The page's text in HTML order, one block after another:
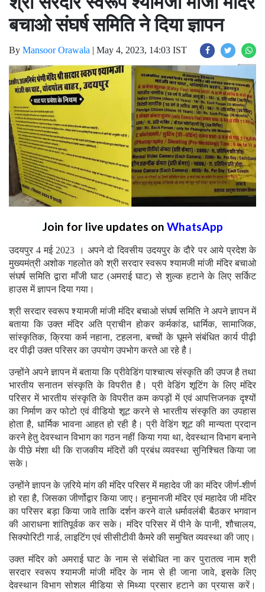
बचाओ संघर्ष समिति ने दिया ज्ञापन
By Mansoor Orawala | May 4, 2023, 14:03 IST
Join for live updates on WhatsApp
उदयपुर 4 मई 2023 । अपने दो दिवसीय उदयपुर के दौरे पर आये प्रदेश के
मुख्यमंत्री अशोक गहलोत को श्री सरदार स्वरूप श्यामजी मांजी मंदिर बचाओ
संघर्ष समिति द्वारा माँजी घाट (अमराई घाट) से शुल्क हटाने के लिए सर्किट
हाउस में ज्ञापन दिया गया।
श्री सरदार स्वरूप श्यामजी मांजी मंदिर बचाओ संघर्ष समिति ने अपने ज्ञापन में
बताया कि उक्त मंदिर अति प्राचीन होकर कर्मकांड, धार्मिक, सामाजिक,
सांस्कृतिक, क्रिया कर्म नहाना, टहलना, बच्चों के घूमने संबंधित कार्य पीढ़ी
दर पीढ़ी उक्त परिसर का उपयोग उपभोग करते आ रहे है।
उन्होंने अपने ज्ञापन में बताया कि प्रीवेडिंग पाश्चात्य संस्कृति की उपज है तथा
भारतीय सनातन संस्कृति के विपरीत है। प्री वेडिंग शूटिंग के लिए मंदिर
परिसर में भारतीय संस्कृति के विपरीत कम कपड़ों में एवं आपत्तिजनक दृश्यों
का निर्माण कर फोटो एवं वीडियो शूट करने से भारतीय संस्कृति का उपहास
होता है, धार्मिक भावना आहत हो रही है। प्री वेडिंग शूट की मान्यता प्रदान
करने हेतु देवस्थान विभाग का गठन नहीं किया गया था, देवस्थान विभाग बनाने
के पीछे मंशा थी कि राजकीय मंदिरों की प्रबंध व्यवस्था सुनिश्चित किया जा
सके।
उन्होंने ज्ञापन के ज़रिये मांग की मंदिर परिसर में महादेव जी का मंदिर जीर्ण-शीर्ण
हो रहा है, जिसका जीर्णोद्वार किया जाए। हनुमानजी मंदिर एवं महादेव जी मंदिर
का परिसर बड़ा किया जावे ताकि दर्शन करने वाले धर्मावलंबी बैठकर भगवान
की आराधना शांतिपूर्वक कर सके। मंदिर परिसर में पीने के पानी, शौचालय,
सिक्योरिटी गार्ड, लाइटिंग एवं सीसीटीवी कैमरे की समुचित व्यवस्था की जाए।
उक्त मंदिर को अमराई घाट के नाम से संबोधित ना कर पुरातत्व नाम श्री
सरदार स्वरूप श्यामजी मांजी मंदिर के नाम से ही जाना जावे, इसके लिए
देवस्थान विभाग सोशल मीडिया से मिथ्या प्रसार हटाने का प्रयास करें।